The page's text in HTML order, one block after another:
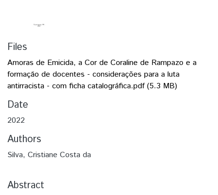
Files
Amoras de Emicida, a Cor de Coraline de Rampazo e a
formação de docentes - considerações para a luta
antirracista - com ficha catalográfica.pdf(5.3 MB)
Date
2022
Authors
Silva, Cristiane Costa da
Abstract